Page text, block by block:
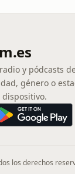
y pódcasts
género o
los derechos